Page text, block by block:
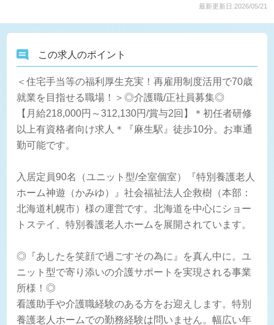
最新更新日:2026/05/21
この求人のポイント
＜住宅手当等の福利厚生充実！再雇用制度活用で70歳
就業を目指せる職場！＞◎介護職/正社員募集◎
【月給218,000円～312,130円/賞与2回】＊初任者研修
以上有資格者向け求人＊『麻生駅』徒歩10分。お車通
勤可能です。
入居定員90名（ユニット型/全室個室）『特別養護老人
ホーム神遊（かみゆ）』社会福祉法人企救樹（本部：
北海道札幌市）様の運営です。北海道を中心にショー
トステイ、特別養護老人ホームを展開されています。
◎『あしたを笑顔で過ごすその為に』を真ん中に。ユ
ニット型で寄り添いの介護サポートを実現される事業
所様！◎
看護助手や介護職経験のある方をお迎えします。特別
養護老人ホームでの勤務経験は問いません。幅広い年